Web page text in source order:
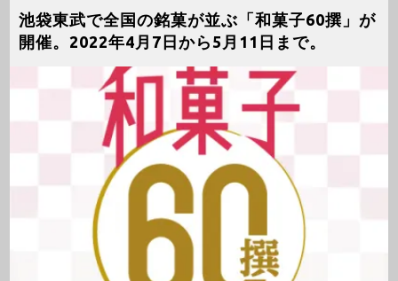
池袋東武で全国の銘菓が並ぶ「和菓子60撰」が
開催。2022年4月7日から5月11日まで。